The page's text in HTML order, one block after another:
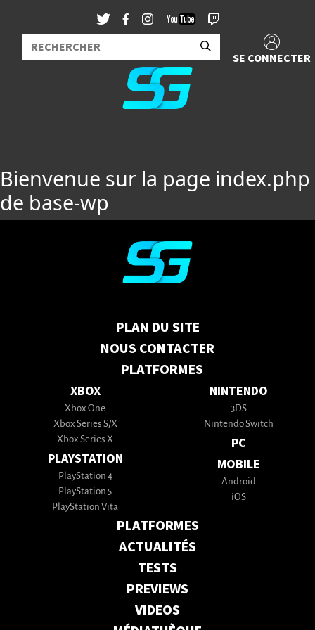
SE CONNECTER
Bienvenue sur la page index.php
de base-wp
PLAN DU SITE
NOUS CONTACTER
PLATFORMES
XBOX
Xbox One
Xbox Series S/X
Xbox Series X
PLAYSTATION
PlayStation 4
PlayStation 5
PlayStation Vita
NINTENDO
3DS
Nintendo Switch
PC
MOBILE
Android
iOS
PLATFORMES
ACTUALITÉS
TESTS
PREVIEWS
VIDEOS